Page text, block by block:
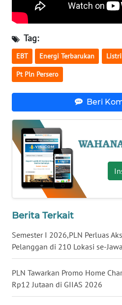
Tag:
EBT Energi Terbarukan
Pt Pln Persero
Beri
Berita Terkait
Semester I 2026,PLN Perluas
Pelanggan di 210 Lokasi se-
PLN Tawarkan Promo Home
Rp12 Jutaan di GIIAS 2026
WN
JAKARTA
WN
JABAR
WN
WN
NTT
WN
KEPRI
PAPUA
PAPUA
BARAT
WN
RIAU